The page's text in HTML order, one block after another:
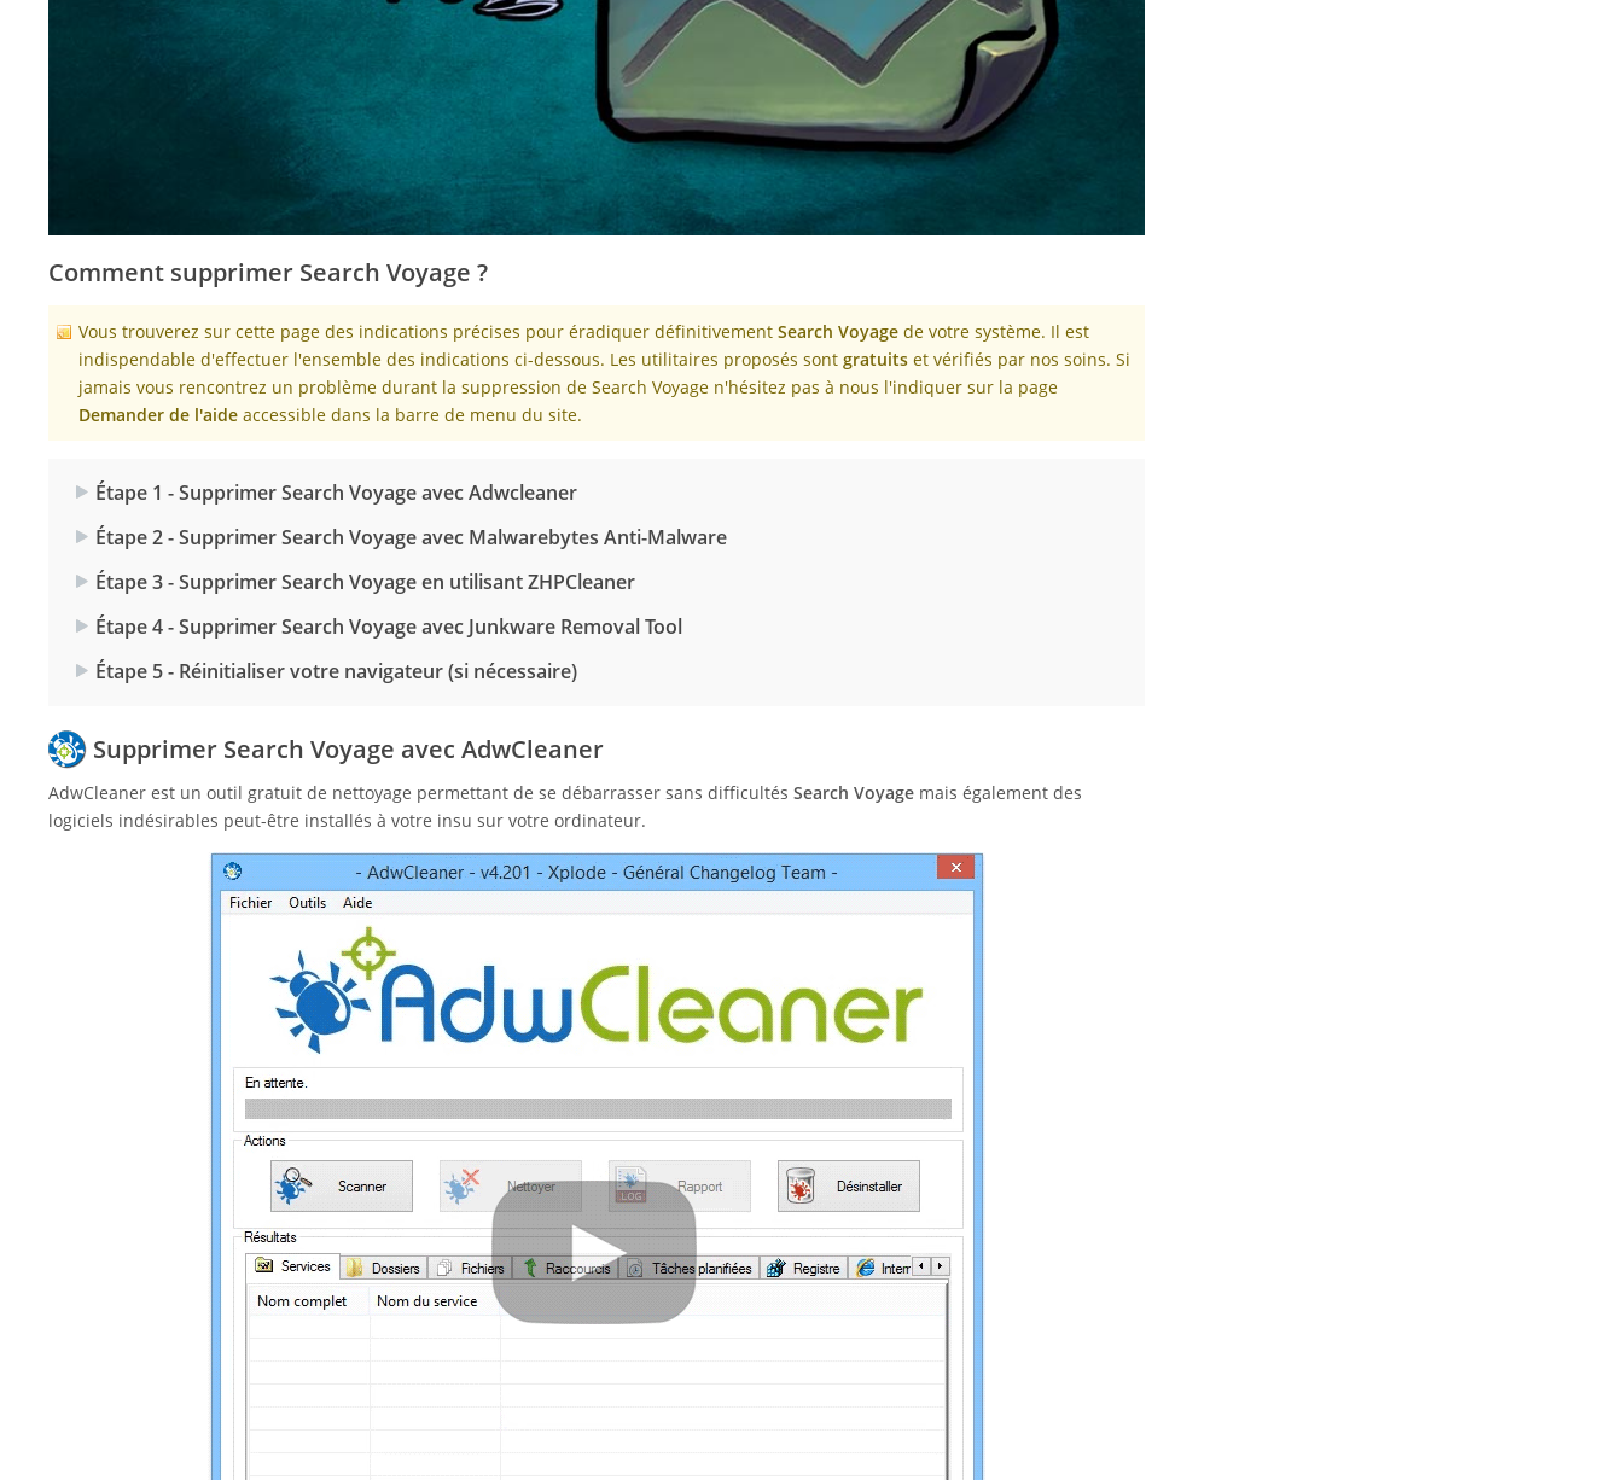
Comment supprimer Search Voyage ?
Vous trouverez sur cette page des indications précises pour éradiquer définitivement Search Voyage de votre système. Il est
indispendable d'effectuer l'ensemble des indications ci-dessous. Les utilitaires proposés sont gratuits et vérifiés par nos soins. Si
jamais vous rencontrez un problème durant la suppression de Search Voyage n'hésitez pas à nous l'indiquer sur la page
Demander de l'aide accessible dans la barre de menu du site.
Étape 1 - Supprimer Search Voyage avec Adwcleaner
Étape 2 - Supprimer Search Voyage avec Malwarebytes Anti-Malware
Étape 3 - Supprimer Search Voyage en utilisant ZHPCleaner
Étape 4 - Supprimer Search Voyage avec Junkware Removal Tool
Étape 5 - Réinitialiser votre navigateur (si nécessaire)
Supprimer Search Voyage avec AdwCleaner
AdwCleaner est un outil gratuit de nettoyage permettant de se débarrasser sans difficultés Search Voyage mais également des
logiciels indésirables peut-être installés à votre insu sur votre ordinateur.